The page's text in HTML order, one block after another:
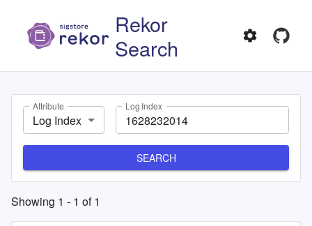
Rekor
Search
Attribute
Log Index
Log Index
SEARCH
Showing 1 - 1 of1